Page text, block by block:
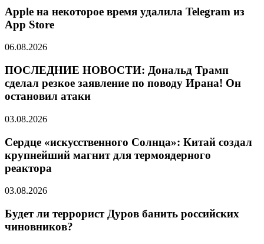
Apple на некоторое время удалила Telegram из
App Store
06.08.2026
ПОСЛЕДНИЕ НОВОСТИ: Дональд Трамп
сделал резкое заявление по поводу Ирана! Он
остановил атаки
03.08.2026
Сердце «искусственного Солнца»: Китай создал
крупнейший магнит для термоядерного
реактора
03.08.2026
Будет ли террорист Дуров банить российских
чиновников?